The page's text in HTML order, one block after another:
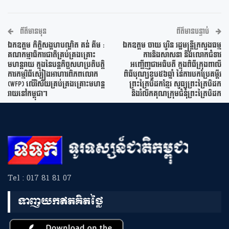
ព័ត៌មានមុន
ឯកឧត្តម កិត្តិសង្គហបណ្ឌិត គន់ គីម :
គណកម្មាធិការជាតិគ្រប់គ្រងគ្រោះ
មហន្តរាយ ក្នុងនៃបន្តកិច្ចសហប្រតិបត្តិ
ការកម្មវិធីស្បៀងអាហារពិភពលោក
(WFP) លើវិស័យគ្រប់គ្រងគ្រោះមហន្ត
រាយនៅកម្ពុជា។
ព័ត៌មានបន្ទាប់
ឯកឧត្តម ចាយ បូរិន រដ្ឋមន្ត្រីក្រសួងធម្ម
ការនិងសាសនា និងលោកជំទាវ
អញ្ជើញជាអធិបតី ក្នុងពិធីក្រុងពាលី
ពិធីបុណ្យខួប៥៦ឆ្នាំ នៃការបកប្រែគម្ពីរ
ព្រះត្រៃបិដកខ្មែរ សូធ្យព្រះត្រៃបិដក
និងរំលឹកគុណក្រុមជំនុំព្រះត្រៃបិដក
Tel : 017 81 81 07
ទាញយកឥតគិតថ្លៃ